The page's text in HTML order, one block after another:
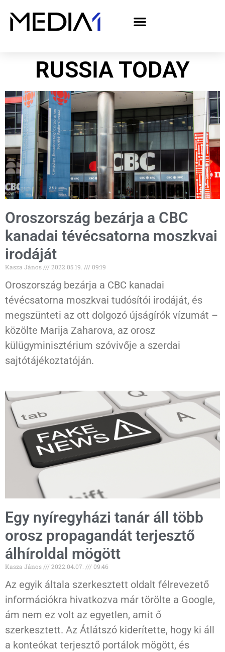
RUSSIA TODAY
Oroszország bezárja a CBC
kanadai tévécsatorna moszkvai
irodáját
Kasza János 2022.05.19. 09:19
Oroszország bezárja a CBC kanadai
tévécsatorna moszkvai tudósítói irodáját, és
megszünteti az ott dolgozó újságírók vízumát –
közölte Marija Zaharova, az orosz
külügyminisztérium szóvivője a szerdai
sajtótájékoztatóján.
Egy nyíregyházi tanár áll több
orosz propagandát terjesztő
álhíroldal mögött
Kasza János 2022.04.07. 09:46
Az egyik általa szerkesztett oldalt félrevezető
információkra hivatkozva már törölte a Google,
ám nem ez volt az egyetlen, amit ő
szerkesztett. Az Átlátszó kiderítette, hogy ki áll
a konteókat terjesztő portálok mögött, és